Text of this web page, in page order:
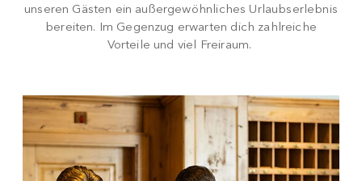
unseren Gästen ein außergewöhnliches Urlaubserlebnis
bereiten. Im Gegenzug erwarten dich zahlreiche
Vorteile und viel Freiraum.